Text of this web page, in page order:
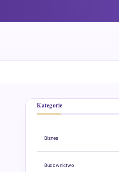
Kategorie
Biznes
Budownictwo